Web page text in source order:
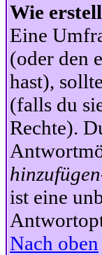
Wie
Eine
(oder den
hast),
(falls du
Rechte).
hinzufügen
ist eine
Nach oben